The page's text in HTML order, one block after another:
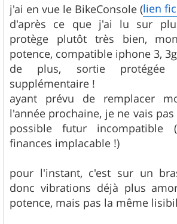
j'ai en vue le BikeConsole (lien
d'après ce que j'ai lu sur
protège plutôt très bien,
potence, compatible iphone 3,
de plus, sortie protégée
supplémentaire !
ayant prévu de remplacer
l'année prochaine, je ne vais
possible futur incompatible
finances implacable !)
pour l'instant, c'est sur un
donc vibrations déjà plus
potence, mais pas la même